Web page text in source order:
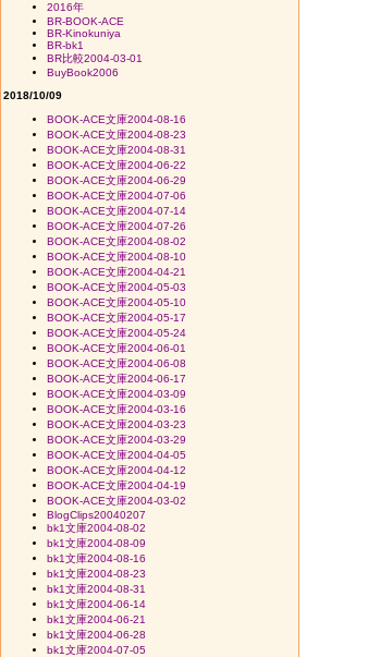
2016年
BR-BOOK-ACE
BR-Kinokuniya
BR-bk1
BR比較2004-03-01
BuyBook2006
2018/10/09
BOOK-ACE文庫2004-08-16
BOOK-ACE文庫2004-08-23
BOOK-ACE文庫2004-08-31
BOOK-ACE文庫2004-06-22
BOOK-ACE文庫2004-06-29
BOOK-ACE文庫2004-07-06
BOOK-ACE文庫2004-07-14
BOOK-ACE文庫2004-07-26
BOOK-ACE文庫2004-08-02
BOOK-ACE文庫2004-08-10
BOOK-ACE文庫2004-04-21
BOOK-ACE文庫2004-05-03
BOOK-ACE文庫2004-05-10
BOOK-ACE文庫2004-05-17
BOOK-ACE文庫2004-05-24
BOOK-ACE文庫2004-06-01
BOOK-ACE文庫2004-06-08
BOOK-ACE文庫2004-06-17
BOOK-ACE文庫2004-03-09
BOOK-ACE文庫2004-03-16
BOOK-ACE文庫2004-03-23
BOOK-ACE文庫2004-03-29
BOOK-ACE文庫2004-04-05
BOOK-ACE文庫2004-04-12
BOOK-ACE文庫2004-04-19
BOOK-ACE文庫2004-03-02
BlogClips20040207
bk1文庫2004-08-02
bk1文庫2004-08-09
bk1文庫2004-08-16
bk1文庫2004-08-23
bk1文庫2004-08-31
bk1文庫2004-06-14
bk1文庫2004-06-21
bk1文庫2004-06-28
bk1文庫2004-07-05